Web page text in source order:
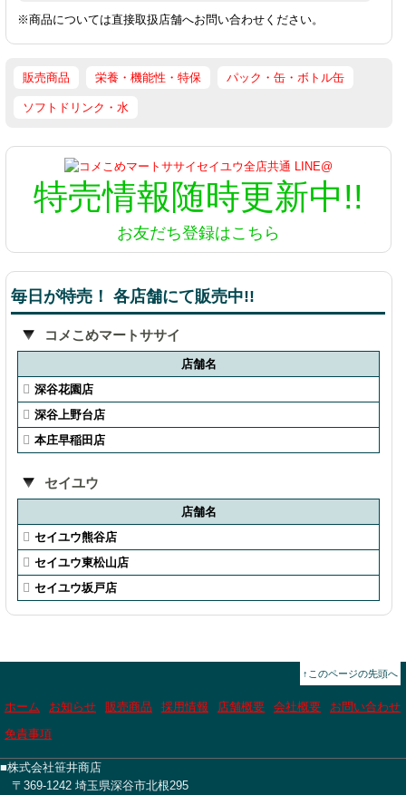
※商品については直接取扱店舗へお問い合わせください。
販売商品 栄養・機能性・特保 パック・缶・ボトル缶
ソフトドリンク・水
特売情報随時更新中!!
お友だち登録はこちら
毎日が特売！ 各店舗にて販売中!!
コメこめマートササイ
店舗名
深谷花園店
深谷上野台店
本庄早稲田店
セイユウ
店舗名
セイユウ熊谷店
セイユウ東松山店
セイユウ坂戸店
↑このページの先頭へ
ホーム お知らせ 販売商品 採用情報 店舗概要 会社概要
お問い合わせ
免責事項
■株式会社笹井商店
〒369-1242 埼玉県深谷市北根295